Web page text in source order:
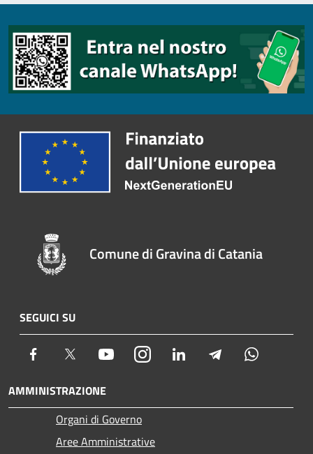
Comune di Gravina di Catania
SEGUICI SU
Facebook Twitter YoutubeInstagram LinkedIn Telegram
AMMINISTRAZIONE
Organi di Governo
Aree Amministrative